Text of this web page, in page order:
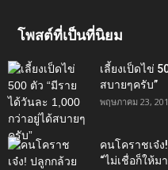
โพสต์ที่เป็นที่นิยม
เลี้ยงเป็ดไข่
สบายๆครับ”
พฤษภาคม 23,
คนโคราชเจ๋
“ไม่เชื่อก็ให้ม